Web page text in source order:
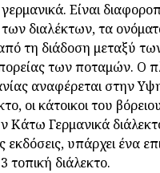
Είναι
διαλέκτων, τα
τη διάδοση μεταξύ
των ποταμών. Ο
αναφέρεται στην
οι κάτοικοι του
Κάτω Γερμανικά
εκδόσεις, υπάρχει ένα
τοπική διάλεκτο.